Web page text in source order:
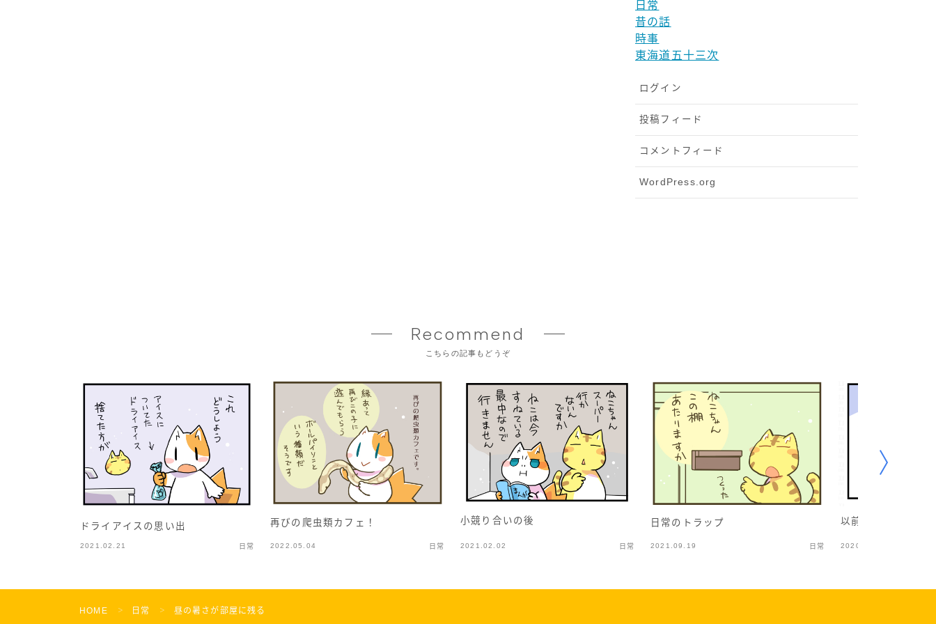
日常
昔の話
時事
東海道五十三次
ログイン
投稿フィード
コメントフィード
WordPress.org
Recommend
こちらの記事もどうぞ
ドライアイスの思い出
2021.02.21 日常
再びの爬虫類カフェ！
2022.05.04 日常
小競り合いの後
2021.02.02 日常
日常のトラップ
2021.09.19 日常
以前と変わったこと
2020.12.27
HOME ＞ 日常 ＞ 昼の暑さが部屋に残る